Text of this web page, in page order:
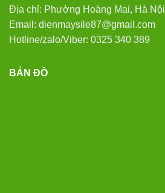
Địa chỉ: Phường Hoàng Mai, Hà Nội
Email: dienmaysile87@gmail.com
Hotline/zalo/Viber: 0325 340 389
BẢN ĐỒ